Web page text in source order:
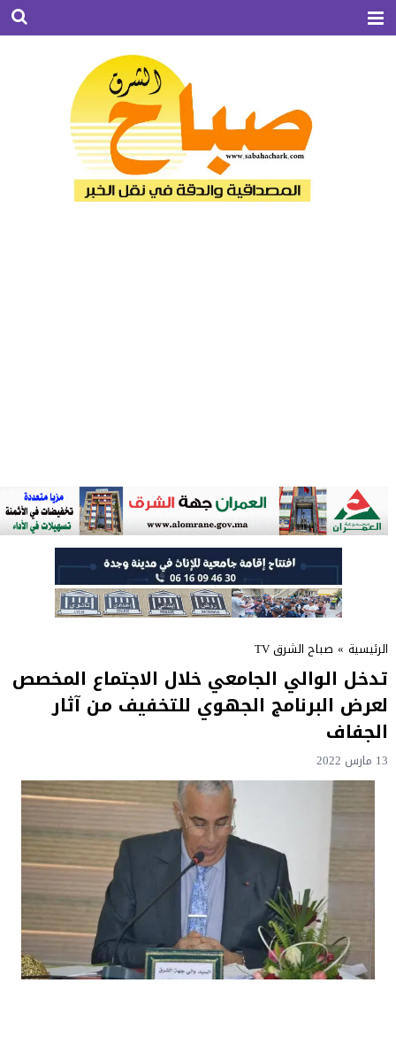
الرئيسية » صباح الشرق TV
تدخل الوالي الجامعي خلال الاجتماع المخصص
لعرض البرنامج الجهوي للتخفيف من آثار
الجفاف
13 مارس 2022